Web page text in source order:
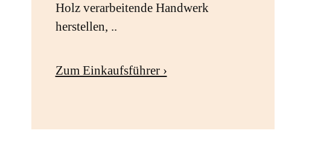
Holz verarbeitende Handwerk
herstellen, ..
Zum Einkaufsführer ›